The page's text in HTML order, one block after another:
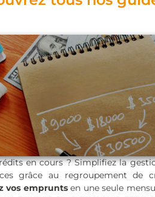
en cours ? Simplifiez la
grâce au regroupement de
vos empruntsen une seule